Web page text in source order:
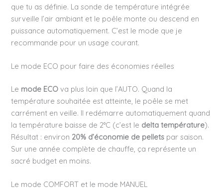
que tu as définie. La sonde de température intégrée
surveille l’air ambiant et le poêle monte ou descend en
puissance automatiquement. C’est le mode que je
recommande pour un usage courant.
Le mode ECO pour faire des économies réelles
Le mode ECO va plus loin que l’AUTO. Quand la
température souhaitée est atteinte, le poêle se met
carrément en veille. Il redémarre automatiquement quand
la température baisse de 2°C (c’est le delta température).
Résultat : environ 20% d’économie de pellets par saison.
Sur une année complète de chauffe, ça représente un
sacré budget en moins.
Le mode COMFORT et le mode MANUEL